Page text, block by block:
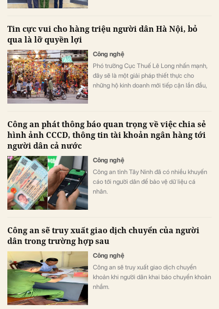
Tin cực vui cho hàng triệu người dân Hà Nội, bỏ
qua là lỡ quyền lợi
Công nghệ
Phó trưởng Cục Thuế Lê Long nhấn mạnh,
đây sẽ là một giải pháp thiết thực cho
những hộ kinh doanh mới tiếp cận lần đầu,
Công an phát thông báo quan trọng về việc chia sẻ
hình ảnh CCCD, thông tin tài khoản ngân hàng tới
người dân cả nước
Công nghệ
Công an tỉnh Tây Ninh đã có nhiều khuyến
cáo tới người dân để bảo vệ dữ liệu cá
nhân.
Công an sẽ truy xuất giao dịch chuyển của người
dân trong trường hợp sau
Công nghệ
Công an sẽ truy xuất giao dịch chuyển
khoản khi người dân khai báo chuyển khoản
nhầm.